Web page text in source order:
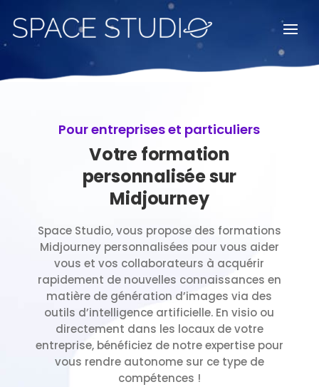
Pour entreprises et particuliers
Votre formation
personnalisée sur
Midjourney
Space Studio, vous propose des formations
Midjourney personnalisées pour vous aider
vous et vos collaborateurs à acquérir
rapidement de nouvelles connaissances en
matière de génération d’images via des
outils d’intelligence artificielle. En visio ou
directement dans les locaux de votre
entreprise, bénéficiez de notre expertise pour
vous rendre autonome sur ce type de
compétences !